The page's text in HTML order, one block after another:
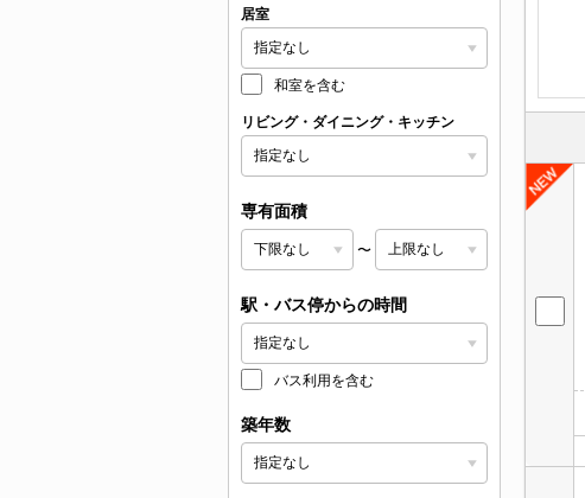
居室
和室を含む
リビング・ダイニング・キッチン
専有面積
〜
駅・バス停からの時間
バス利用を含む
築年数